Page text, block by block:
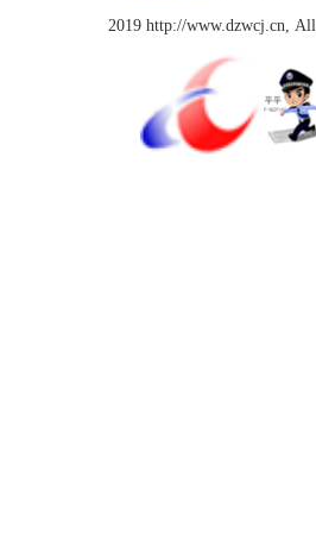
2019 http://www.dzwcj.cn, All